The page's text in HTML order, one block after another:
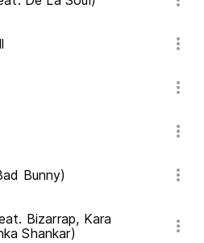
Bunny)
Bizarrap, Kara
Shankar)